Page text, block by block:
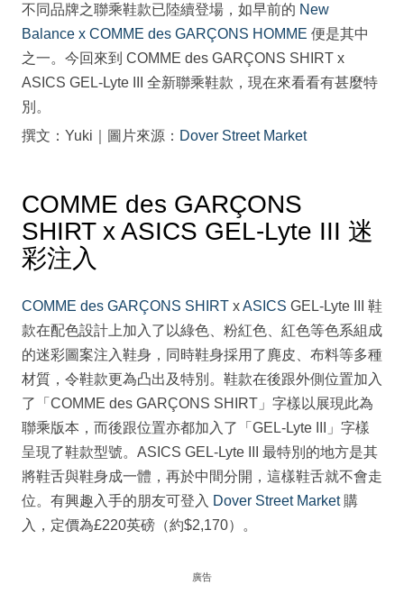
不同品牌之聯乘鞋款已陸續登場，如早前的 New
Balance x COMME des GARÇONS HOMME 便是其中
之一。今回來到 COMME des GARÇONS SHIRT x
ASICS GEL-Lyte III 全新聯乘鞋款，現在來看看有甚麼特
別。
撰文：Yuki｜圖片來源： Dover Street Market
COMME des GARÇONS
SHIRT x ASICS GEL-Lyte III 迷
彩注入
COMME des GARÇONS SHIRT xASICS GEL-Lyte III 鞋
款在配色設計上加入了以綠色、粉紅色、紅色等色系組成
的迷彩圖案注入鞋身，同時鞋身採用了麂皮、布料等多種
材質，令鞋款更為凸出及特別。鞋款在後跟外側位置加入
了「COMME des GARÇONS SHIRT」字樣以展現此為
聯乘版本，而後跟位置亦都加入了「GEL-Lyte III」字樣
呈現了鞋款型號。ASICS GEL-Lyte III 最特別的地方是其
將鞋舌與鞋身成一體，再於中間分開，這樣鞋舌就不會走
位。有興趣入手的朋友可登入 Dover Street Market購
入，定價為£220英磅（約$2,170）。
廣告